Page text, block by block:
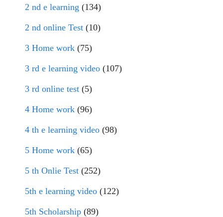
2 nd e learning (134)
2 nd online Test (10)
3 Home work (75)
3 rd e learning video (107)
3 rd online test (5)
4 Home work (96)
4 th e learning video (98)
5 Home work (65)
5 th Onlie Test (252)
5th e learning video (122)
5th Scholarship (89)